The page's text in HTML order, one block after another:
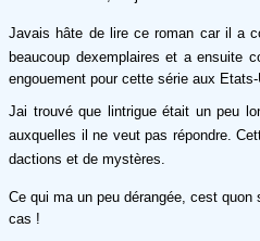
Javais hâte de lire ce roman car il a
beaucoup dexemplaires et a ensuite
engouement pour cette série aux
Jai trouvé que lintrigue était un peu
auxquelles il ne veut pas répondre.
dactions et de mystères.
Ce qui ma un peu dérangée, cest
cas !